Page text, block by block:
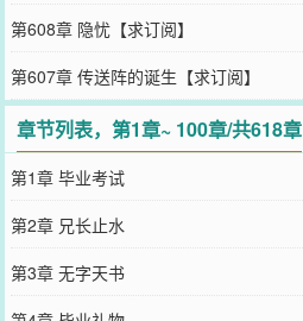
第608章 隐忧【求订阅】
第607章 传送阵的诞生【求订阅】
章节列表，第1章~ 100章/共618章
第1章 毕业考试
第2章 兄长止水
第3章 无字天书